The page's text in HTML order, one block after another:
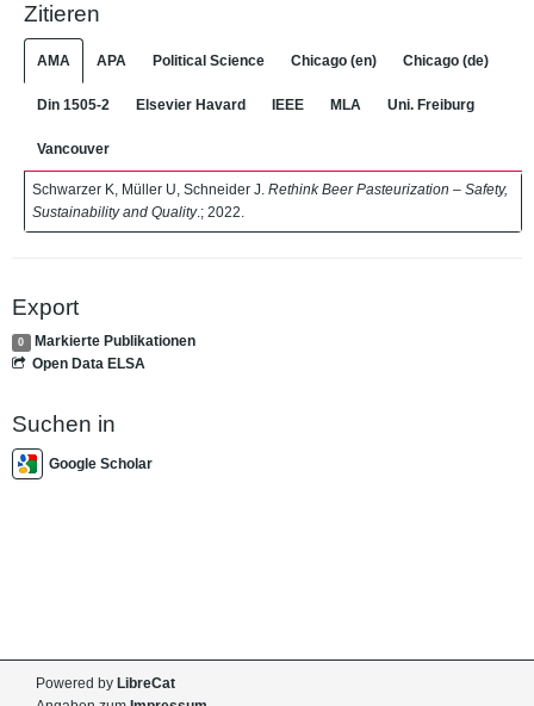
Zitieren
AMA APA Political Science Chicago (en) Chicago (de)
Din 1505-2 Elsevier Havard IEEE MLA Uni. Freiburg
Vancouver
Schwarzer K, Müller U, Schneider J. Rethink Beer Pasteurization – Safety,
Sustainability and Quality.; 2022.
Export
0
Markierte Publikationen
Open Data ELSA
Suchen in
Google Scholar
Powered by LibreCat